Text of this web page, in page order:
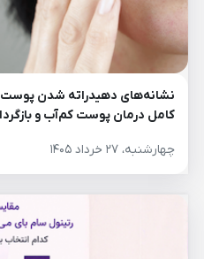
نشانه‌های دهیدراته شدن
کامل درمان پوست کم‌آب و
چهارشنبه، ۲۷ خرداد ۱۴۰۵